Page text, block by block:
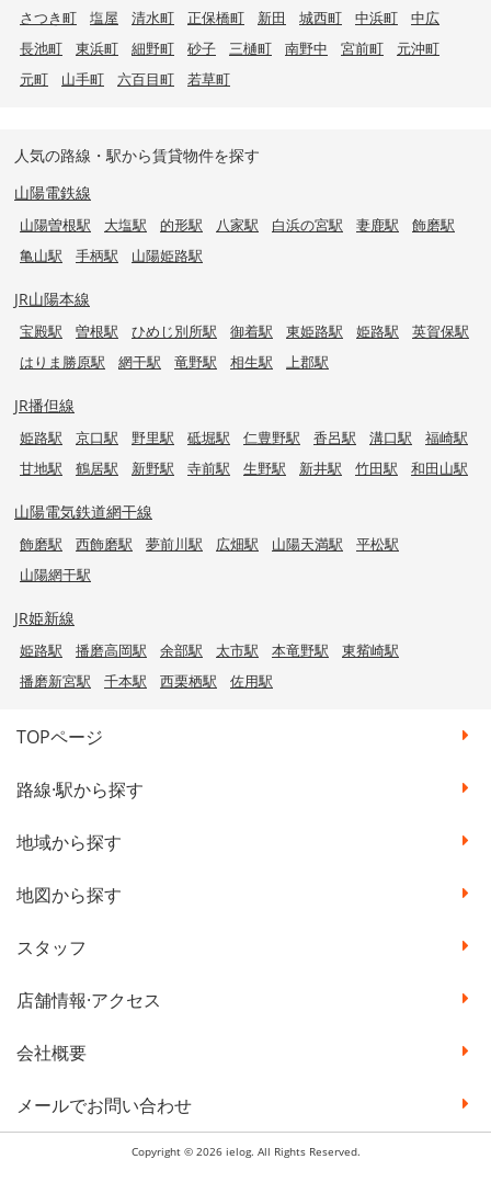
さつき町
塩屋 清水町 正保橋町 新田 城西町 中浜町
中広
長池町
東浜町 細野町 砂子 三樋町 南野中 宮前町
元沖町
元町
山手町 六百目町 若草町
人気の路線・駅から賃貸物件を探す
山陽電鉄線
山陽曽根駅 大塩駅 的形駅 八家駅 白浜の宮駅 妻鹿駅
飾磨駅
亀山駅
手柄駅 山陽姫路駅
JR山陽本線
宝殿駅 曽根駅 ひめじ別所駅 御着駅 東姫路駅 姫路駅
英賀保駅
はりま勝原駅
網干駅 竜野駅 相生駅 上郡駅
JR播但線
姫路駅 京口駅 野里駅 砥堀駅 仁豊野駅 香呂駅 溝口駅
福崎駅
甘地駅
鶴居駅 新野駅 寺前駅 生野駅 新井駅 竹田駅 和田山駅
山陽電気鉄道網干線
飾磨駅 西飾磨駅 夢前川駅 広畑駅 山陽天満駅
平松駅
山陽網干駅
JR姫新線
姫路駅 播磨高岡駅 余部駅 太市駅 本竜野駅
東觜崎駅
播磨新宮駅
千本駅 西栗栖駅 佐用駅
TOPページ
路線·駅から探す
地域から探す
地図から探す
スタッフ
店舗情報·アクセス
会社概要
メールでお問い合わせ
Copyright © 2026 ielog. All Rights Reserved.